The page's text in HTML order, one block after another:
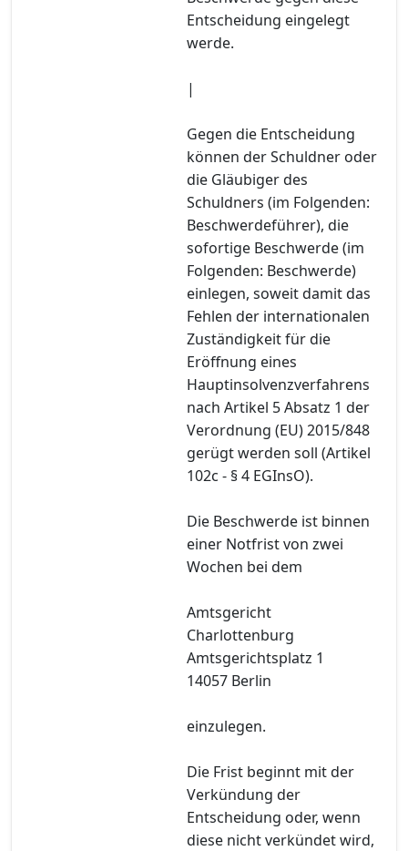
Entscheidung eingelegt
werde.
|
Gegen die Entscheidung
können der Schuldner oder
die Gläubiger des
Schuldners (im Folgenden:
Beschwerdeführer), die
sofortige Beschwerde (im
Folgenden: Beschwerde)
einlegen, soweit damit das
Fehlen der internationalen
Zuständigkeit für die
Eröffnung eines
Hauptinsolvenzverfahrens
nach Artikel 5 Absatz 1 der
Verordnung (EU) 2015/848
gerügt werden soll (Artikel
102c - § 4 EGInsO).
Die Beschwerde ist binnen
einer Notfrist von zwei
Wochen bei dem
Amtsgericht
Charlottenburg
Amtsgerichtsplatz 1
14057 Berlin
einzulegen.
Die Frist beginnt mit der
Verkündung der
Entscheidung oder, wenn
diese nicht verkündet wird,